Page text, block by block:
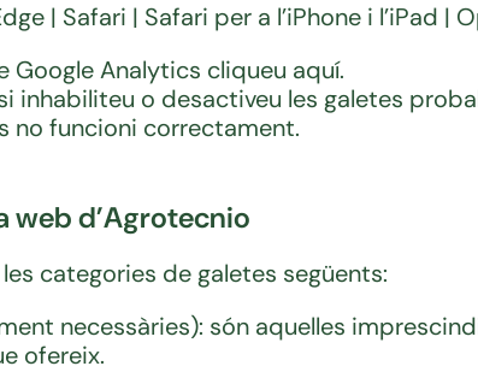
| Safari | Safari per a l’iPhone i l’iPad
Google Analytics cliqueu aquí.
inhabiliteu o desactiveu les galetes
no funcioni correctament.
web d’Agrotecnio
categories de galetes següents:
necessàries): són aquelles
ofereix.